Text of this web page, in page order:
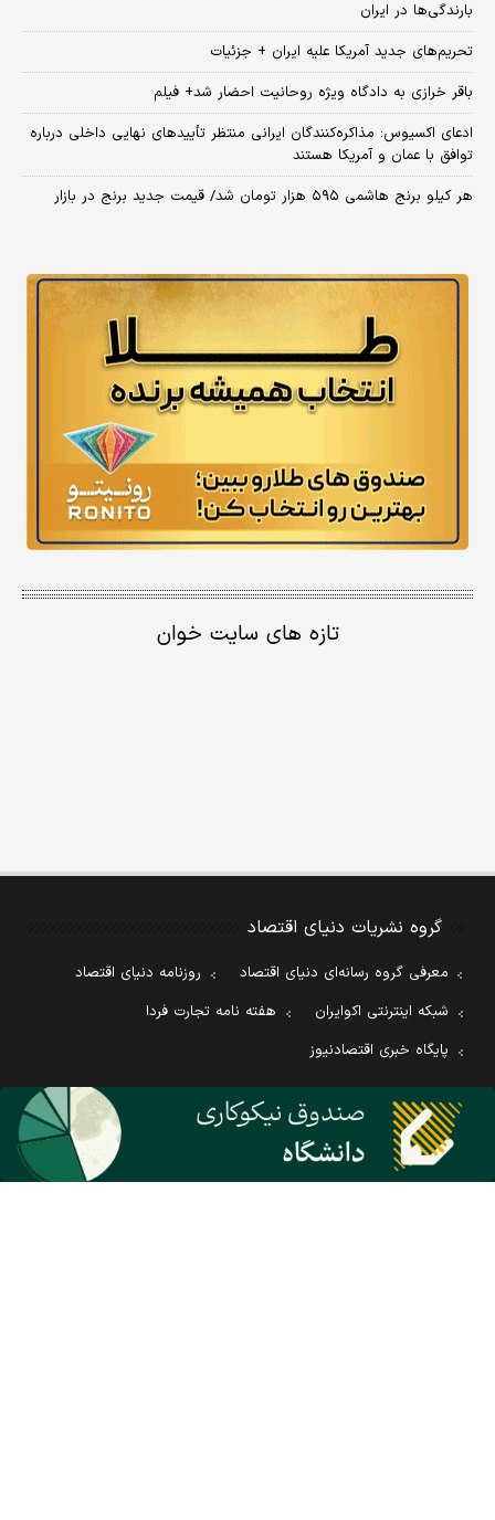
بارندگی‌ها در ایران
تحریم‌های جدید آمریکا علیه ایران + جزئیات
باقر خرازی به دادگاه ویژه روحانیت احضار شد+ فیلم
ادعای اکسیوس: مذاکره‌کنندگان ایرانی منتظر تأییدهای نهایی داخلی درباره
توافق با عمان و آمریکا هستند
هر کیلو برنج هاشمی ۵۹۵ هزار تومان شد/ قیمت جدید برنج در بازار
تازه های سایت خوان
گروه نشریات دنیای اقتصاد
معرفی گروه رسانه‌ای دنیای اقتصاد
روزنامه دنیای اقتصاد
شبکه اینترنتی اکوایران
هفته نامه تجارت فردا
پایگاه خبری اقتصادنیوز
انتشارات دنیای اقتصاد
مرکز همایش‌های دنیای اقتصاد
مرکز نوآوری و شتابدهی دنیای اقتصاد